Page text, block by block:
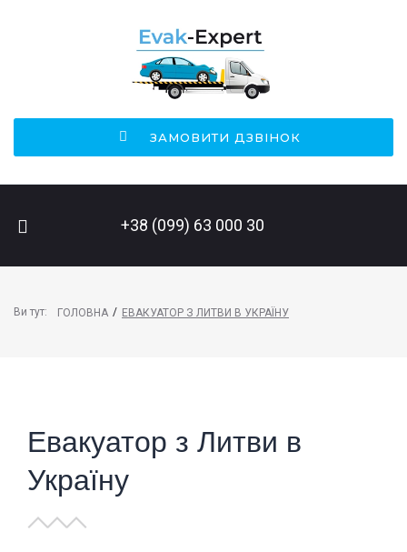
ЗАМОВИТИ ДЗВІНОК
+38 (099) 63 000 30
Ви тут: ГОЛОВНА / ЕВАКУАТОР З ЛИТВИ В УКРАЇНУ
Евакуатор з Литви в
Україну
ПОШУК НА САЙТІ